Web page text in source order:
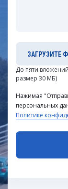
ЗАГРУЗИТЕ
До пяти
размер 30 МБ)
Нажимая
персональных
Политике